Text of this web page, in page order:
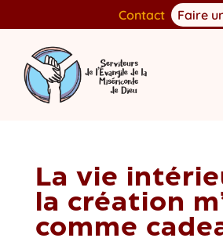
Contact Faire
La vie
la création
comme